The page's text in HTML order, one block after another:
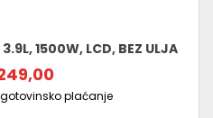
1500W, LCD, BEZ ULJA
plaćanje